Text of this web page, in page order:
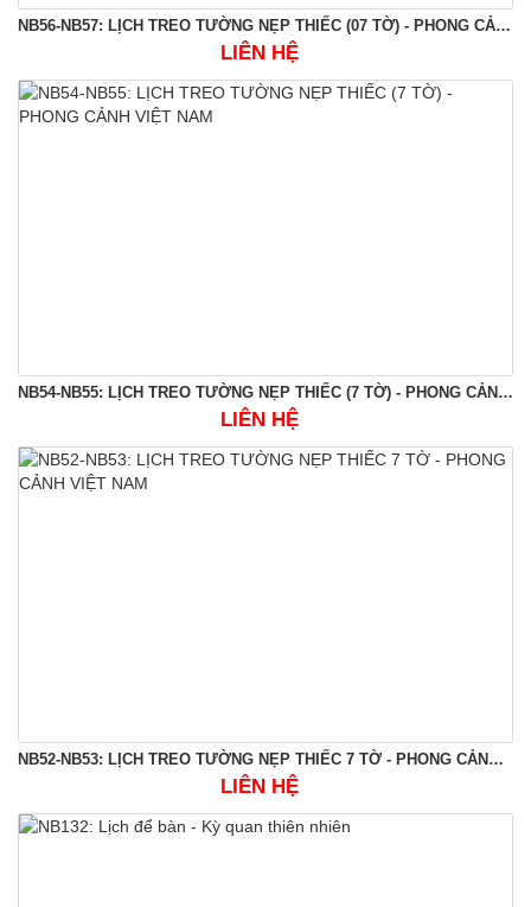
NB56-NB57: LỊCH TREO TƯỜNG NẸP THIẾC (07 TỜ) - PHONG CẢNH VIỆT NAM
LIÊN HỆ
NB54-NB55: LỊCH TREO TƯỜNG NẸP THIẾC (7 TỜ) - PHONG CẢNH VIỆT NAM
LIÊN HỆ
NB52-NB53: LỊCH TREO TƯỜNG NẸP THIẾC 7 TỜ - PHONG CẢNH VIỆT NAM
LIÊN HỆ